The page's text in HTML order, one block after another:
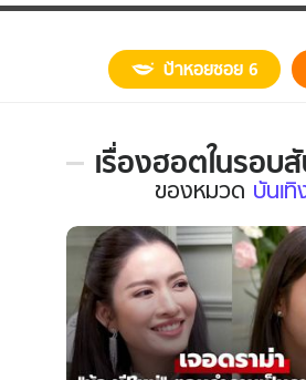
บรส ความรู้รอบตั
ฮาวทู
ป้าหอยซอย 6
เรื่องฮอตในรอบ
เรื่อง
ใน
รอบ
สัปดาห์
ของ
หมวด
บันเทิง
ของหมวด บันเทิ